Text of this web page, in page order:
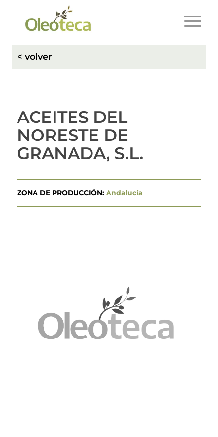
< volver
ACEITES DEL
NORESTE DE
GRANADA, S.L.
ZONA DE PRODUCCIÓN: Andalucía